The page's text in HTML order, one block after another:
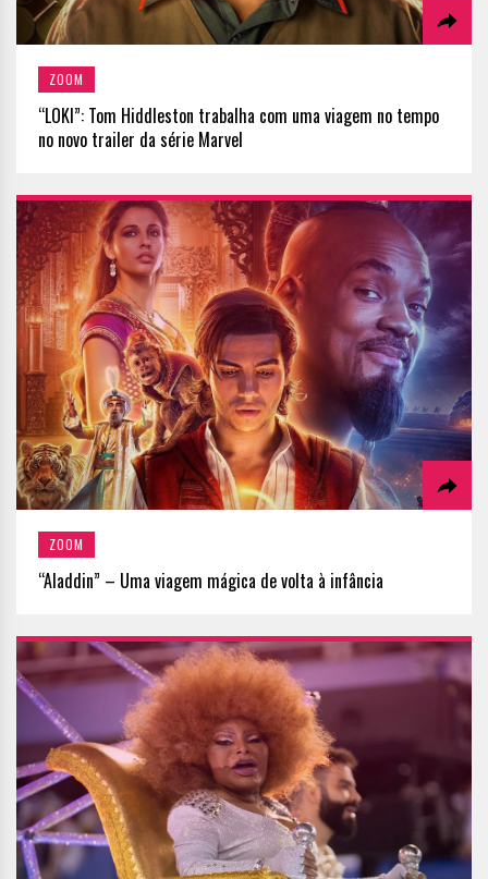
ZOOM
“LOKI”: Tom Hiddleston trabalha com uma viagem no tempo
no novo trailer da série Marvel
ZOOM
“Aladdin” – Uma viagem mágica de volta à infância